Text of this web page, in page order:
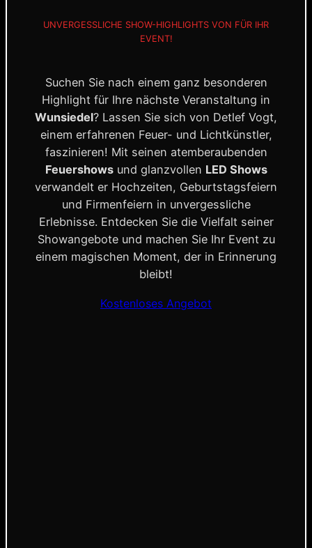
UNVERGESSLICHE SHOW-HIGHLIGHTS VON FÜR IHR
EVENT!
Suchen Sie nach einem ganz besonderen
Highlight für Ihre nächste Veranstaltung in
Wunsiedel? Lassen Sie sich von Detlef Vogt,
einem erfahrenen Feuer- und Lichtkünstler,
faszinieren! Mit seinen atemberaubenden
Feuershowsund glanzvollen LED Shows
verwandelt er Hochzeiten, Geburtstagsfeiern
und Firmenfeiern in unvergessliche
Erlebnisse. Entdecken Sie die Vielfalt seiner
Showangebote und machen Sie Ihr Event zu
einem magischen Moment, der in Erinnerung
bleibt!
Kostenloses Angebot